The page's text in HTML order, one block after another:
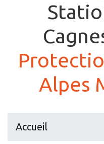
Alpes
Accueil